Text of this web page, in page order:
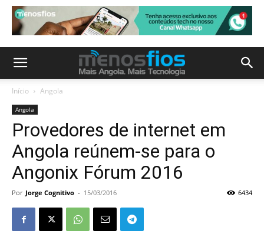
Início Angola
Angola
Provedores de internet em
Angola reúnem-se para o
Angonix Fórum 2016
Por Jorge Cognitivo - 15/03/2016 6434